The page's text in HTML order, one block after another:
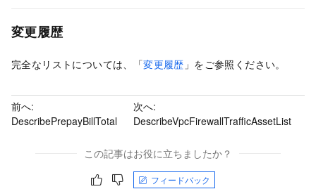
変更履歴
完全なリストについては、「変更履歴 」をご参照ください。
前へ:
DescribePrepayBillTotal
次へ:
DescribeVpcFirewallTrafficAssetList
この記事はお役に立ちましたか？
フィードバック